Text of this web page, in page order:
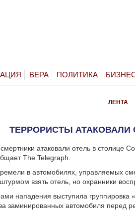
ВЕРА ПОЛИТИКА
ЛЕНТА
ТЕРРОРИСТЫ
атаковали отель в столице
The Telegraph.
в автомобилях, управляемых
взять отель, но охранники
нападения выступила
заминированных автомобиля перед